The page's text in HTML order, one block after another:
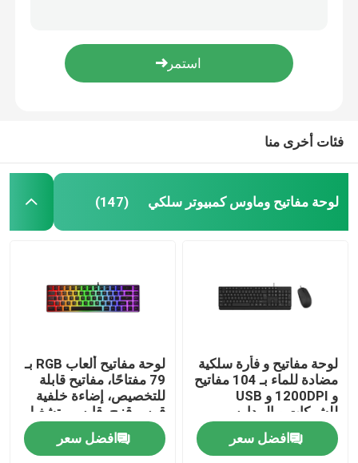
سماعة كمبيوتر سلكية
طائرات بدون طيار زراعية وملحقاتها
حالة الكمبيوتر
مكبرات صوت بلوتوث
لوحة مفاتيح وماوس لاسلكية
معجبين بحالات الكمبيوتر
فئات أخرى منا
لوحة مفاتيح وماوس كمبيوتر سلكي (147)
لوحة مفاتيح و فأرة سلكية
مضادة للماء بـ 104 مفاتيح
و 1200DPI و USB
للشركات و المدارس
افضل سعر
لوحة مفاتيح ألعاب RGB بـ
79 مفتاحًا، مفاتيح قابلة
للتخصيص، إضاءة خلفية
قوس قزح، قابس وتشغيل
USB
افضل سعر